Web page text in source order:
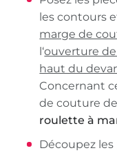
les contours
marge de
l‘ouverture
haut du
Concernant
de couture
roulette à
Découpez